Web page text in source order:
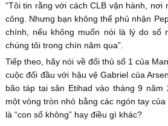
“Tôi tin rằng với cách CLB vận hành, nơi
công. Nhưng bạn không thể phủ nhận
chính, nếu không muốn nói là lý do số
chúng tôi trong chín năm qua”.
Tiếp theo, hãy nói về đối thủ số 1 của
cuộc đối đầu với hậu vệ Gabriel của
bão táp tại sân Etihad vào tháng 9 năm
một vòng tròn nhỏ bằng các ngón tay
là “con số không” hay điều gì khác?